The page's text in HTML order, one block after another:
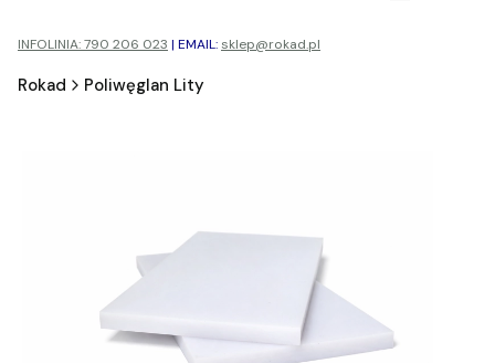
INFOLINIA: 790 206 023 | EMAIL: sklep@rokad.pl
Rokad Poliwęglan Lity